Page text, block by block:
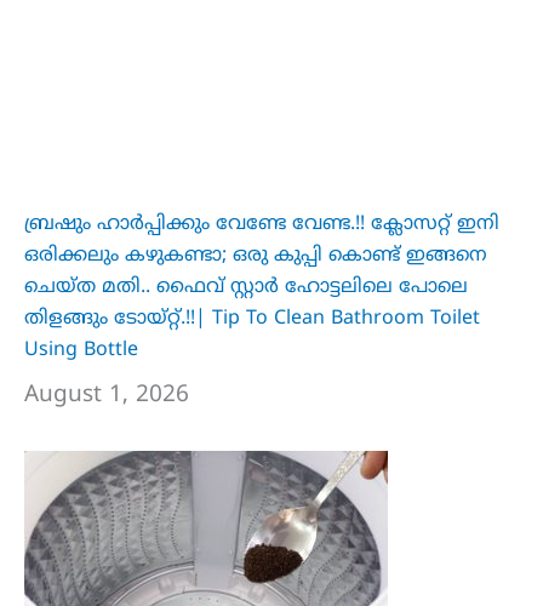
ബ്രഷും ഹാർപ്പിക്കും വേണ്ടേ വേണ്ട.!! ക്ലോസറ്റ് ഇനി
ഒരിക്കലും കഴുകണ്ടാ; ഒരു കുപ്പി കൊണ്ട് ഇങ്ങനെ
ചെയ്ത മതി.. ഫൈവ് സ്റ്റാർ ഹോട്ടലിലെ പോലെ
തിളങ്ങും ടോയ്റ്റ്.!!| Tip To Clean Bathroom Toilet
Using Bottle
August 1, 2026